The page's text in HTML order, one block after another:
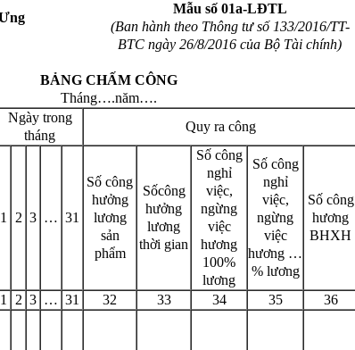
Mẫu số 01a-LĐTL
(Ban hành theo Thông tư số 133/2016/TT-
BTC ngày 26/8/2016 của Bộ Tài chính)
BẢNG CHẤM CÔNG
Tháng….năm….
Ngày trong
tháng
Quy ra công
1 2 3 … 31
Số công
hưởng
lương
sản
phẩm
Sốcông
hưởng
lương
thời gian
Số công
nghỉ
việc,
ngừng
việc
hương
100%
lương
Số công
nghỉ
việc,
ngừng
việc
hương …
% lương
Số công
hương
BHXH
1 2 3 … 31 32 33 34 35 36